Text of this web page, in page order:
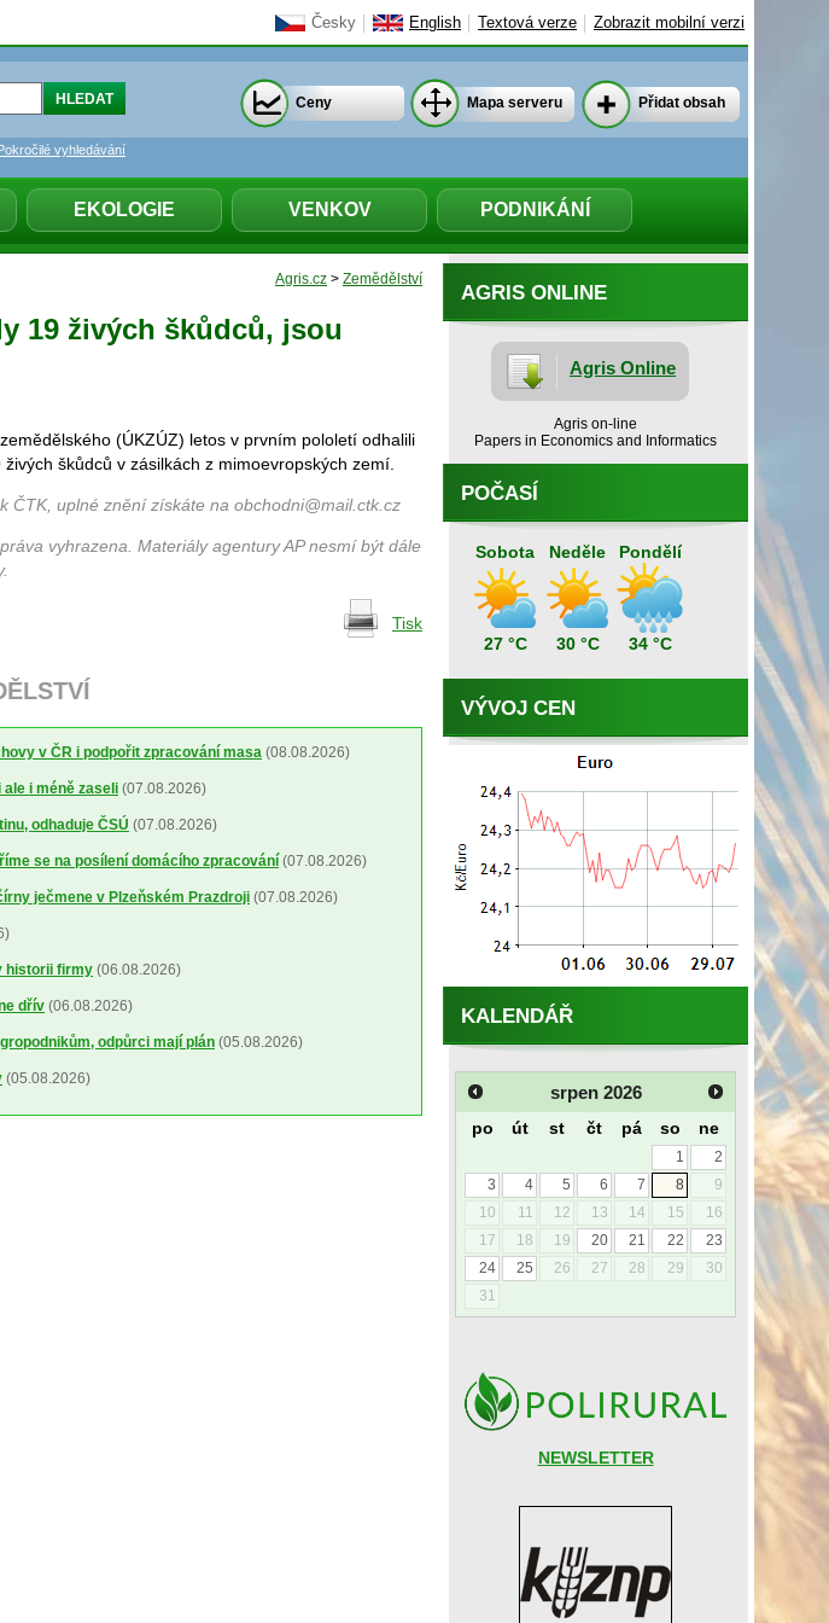
Česky English Textová verze Zobrazit mobilní verzi
EKOLOGIE VENKOV PODNIKÁNÍ
vyhledávání
Ceny Mapa serveru Přidat obsah
Agris.cz > Zemědělství
19 živých škůdců, jsou
(ÚKZÚZ) letos v prvním pololetí odhalili
škůdců v zásilkách z mimoevropských zemí.
uplné znění získáte na obchodni@mail.ctk.cz
vyhrazena. Materiály agentury AP nesmí být dále
Tisk
v ČR i podpořit zpracování masa (08.08.2026)
i méně zaseli (07.08.2026)
odhaduje ČSÚ (07.08.2026)
se na posílení domácího zpracování (07.08.2026)
ječmene v Plzeňském Prazdroji (07.08.2026)
historii firmy (06.08.2026)
dřív (06.08.2026)
odpůrci mají plán (05.08.2026)
(05.08.2026)
AGRIS ONLINE
Agris Online
Agris on-line
Papers in Economics and Informatics
POČASÍ
Sobota
27 °C
Neděle
30 °C
Pondělí
34 °C
VÝVOJ CEN
KALENDÁŘ
srpen 2026
po út st čt pá so ne
1
2
3
4 5 6 7 8
9
10
11 12 13 14 15
16
17
18 19 20 21 22
23
24
25 26 27 28 29
30
31
NEWSLETTER